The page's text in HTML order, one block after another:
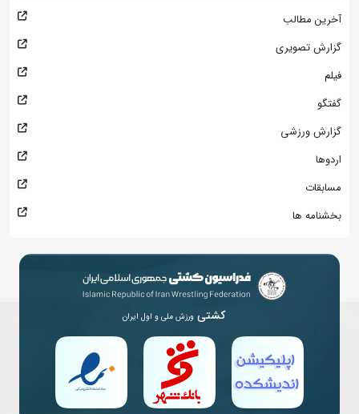
آخرین مطالب
گزارش تصویری
فیلم
گفتگو
گزارش ورزشی
اردوها
مسابقات
بخشنامه ها
کشتی ورزش ملی و اول ایران